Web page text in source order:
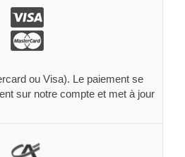
ou Visa). Le paiement se
sur notre compte et met à jour